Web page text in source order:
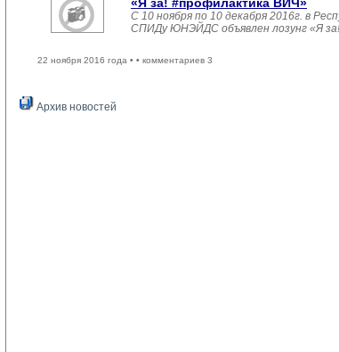
С 10 ноября по 10 декабря 2016г. в
СПИДу ЮНЭЙДС объявлен лозунг «Я
22 ноября 2016 года • • комментариев 3
Архив новостей